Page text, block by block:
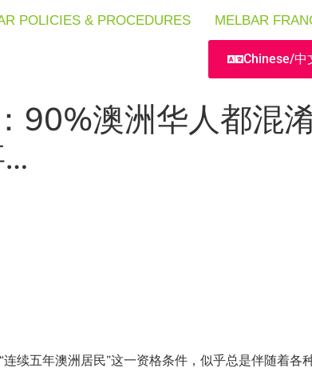
Chinese/中
POLICIES & PROCEDURES MELBAR
POLICIES & PROCEDURES MELBAR
POLICIES & PROCEDURES MELBAR
90%澳洲华人都混
…
续五年澳洲居民”这一资格条件，似乎总是伴随着各